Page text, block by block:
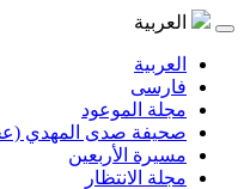
المهدي (عجّل الله فرجه)